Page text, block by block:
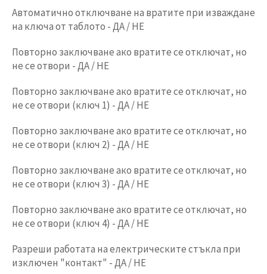
Автоматично отключване на вратите при изваждане
на ключа от таблото - ДА / НЕ
Повторно заключване ако вратите се отключат, но
не се отвори - ДА / НЕ
Повторно заключване ако вратите се отключат, но
не се отвори (ключ 1) - ДА / НЕ
Повторно заключване ако вратите се отключат, но
не се отвори (ключ 2) - ДА / НЕ
Повторно заключване ако вратите се отключат, но
не се отвори (ключ 3) - ДА / НЕ
Повторно заключване ако вратите се отключат, но
не се отвори (ключ 4) - ДА / НЕ
Разреши работата на електрическите стъкла при
изключен "контакт" - ДА / НЕ